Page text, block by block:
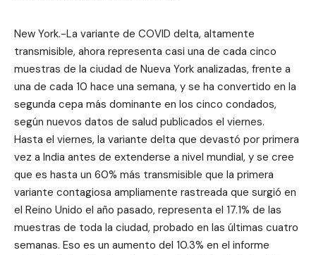
New York.-La variante de COVID delta, altamente
transmisible, ahora representa casi una de cada cinco
muestras de la ciudad de Nueva York analizadas, frente a
una de cada 10 hace una semana, y se ha convertido en la
segunda cepa más dominante en los cinco condados,
según nuevos datos de salud publicados el viernes.
Hasta el viernes, la variante delta que devastó por primera
vez a India antes de extenderse a nivel mundial, y se cree
que es hasta un 60% más transmisible que la primera
variante contagiosa ampliamente rastreada que surgió en
el Reino Unido el año pasado, representa el 17.1% de las
muestras de toda la ciudad, probado en las últimas cuatro
semanas. Eso es un aumento del 10.3% en el informe